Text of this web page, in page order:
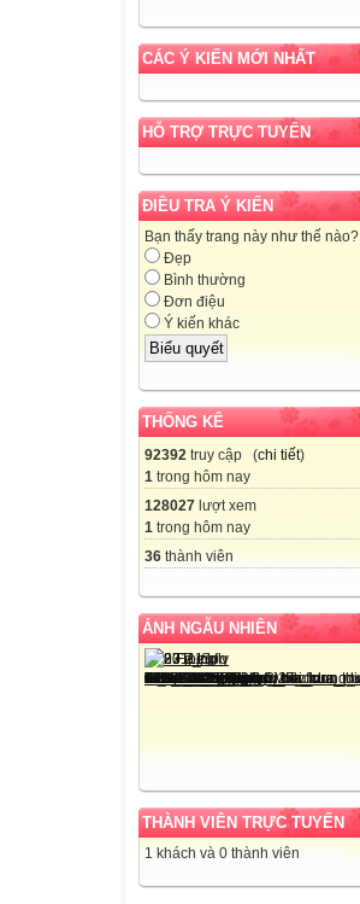
CÁC Ý KIẾN MỚI NHẤT
HỖ TRỢ TRỰC TUYẾN
ĐIỀU TRA Ý KIẾN
Bạn thấy trang này như thế nào?
Đẹp
Bình thường
Đơn điệu
Ý kiến khác
THỐNG KÊ
92392 truy cập (chi tiết)
1 trong hôm nay
128027 lượt xem
1 trong hôm nay
36 thành viên
ẢNH NGẪU NHIÊN
THÀNH VIÊN TRỰC TUYẾN
1 khách và 0 thành viên